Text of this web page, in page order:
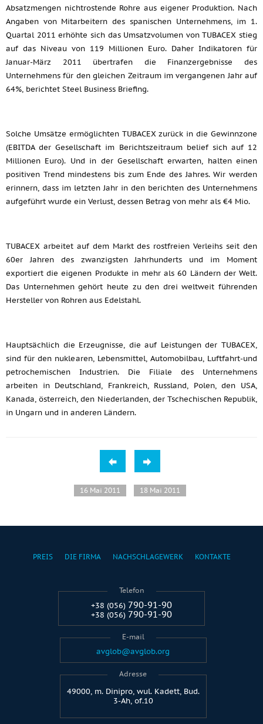
Absatzmengen nichtrostende Rohre aus eigener Produktion. Nach
Angaben von Mitarbeitern des spanischen Unternehmens, im 1.
Quartal 2011 erhöhte sich das Umsatzvolumen von TUBACEX stieg
auf das Niveau von 119 Millionen Euro. Daher Indikatoren für
Januar-März 2011 übertrafen die Finanzergebnisse des
Unternehmens für den gleichen Zeitraum im vergangenen Jahr auf
64%, berichtet Steel Business Briefing.
Solche Umsätze ermöglichten TUBACEX zurück in die Gewinnzone
(EBITDA der Gesellschaft im Berichtszeitraum belief sich auf 12
Millionen Euro). Und in der Gesellschaft erwarten, halten einen
positiven Trend mindestens bis zum Ende des Jahres. Wir werden
erinnern, dass im letzten Jahr in den berichten des Unternehmens
aufgeführt wurde ein Verlust, dessen Betrag von mehr als €4 Mio.
TUBACEX arbeitet auf dem Markt des rostfreien Verleihs seit den
60er Jahren des zwanzigsten Jahrhunderts und im Moment
exportiert die eigenen Produkte in mehr als 60 Ländern der Welt.
Das Unternehmen gehört heute zu den drei weltweit führenden
Hersteller von Rohren aus Edelstahl.
Hauptsächlich die Erzeugnisse, die auf Leistungen der TUBACEX,
sind für den nuklearen, Lebensmittel, Automobilbau, Luftfahrt-und
petrochemischen Industrien. Die Filiale des Unternehmens
arbeiten in Deutschland, Frankreich, Russland, Polen, den USA,
Kanada, österreich, den Niederlanden, der Tschechischen Republik,
in Ungarn und in anderen Ländern.
16 Mai 2011 18 Mai 2011
PREIS DIE FIRMA NACHSCHLAGEWERK KONTAKTE
Telefon
+38 (056) 790-91-90
+38 (056) 790-91-90
E-mail
avglob@avglob.org
Adresse
49000, m. Dinipro, wul. Kadett, Bud.
3-Ah, of.10